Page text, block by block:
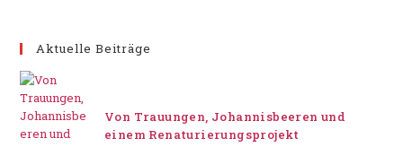
Aktuelle Beiträge
Von Trauungen, Johannisbeeren und
einem Renaturierungsprojekt